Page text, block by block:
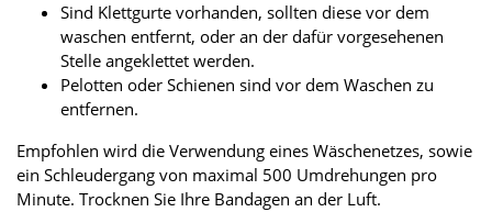
Sind Klettgurte vorhanden, sollten diese vor dem
waschen entfernt, oder an der dafür vorgesehenen
Stelle angeklettet werden.
Pelotten oder Schienen sind vor dem Waschen zu
entfernen.
Empfohlen wird die Verwendung eines Wäschenetzes, sowie
ein Schleudergang von maximal 500 Umdrehungen pro
Minute. Trocknen Sie Ihre Bandagen an der Luft.